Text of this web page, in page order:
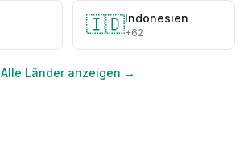
🇮🇩Indonesien
+62
Alle Länder anzeigen →